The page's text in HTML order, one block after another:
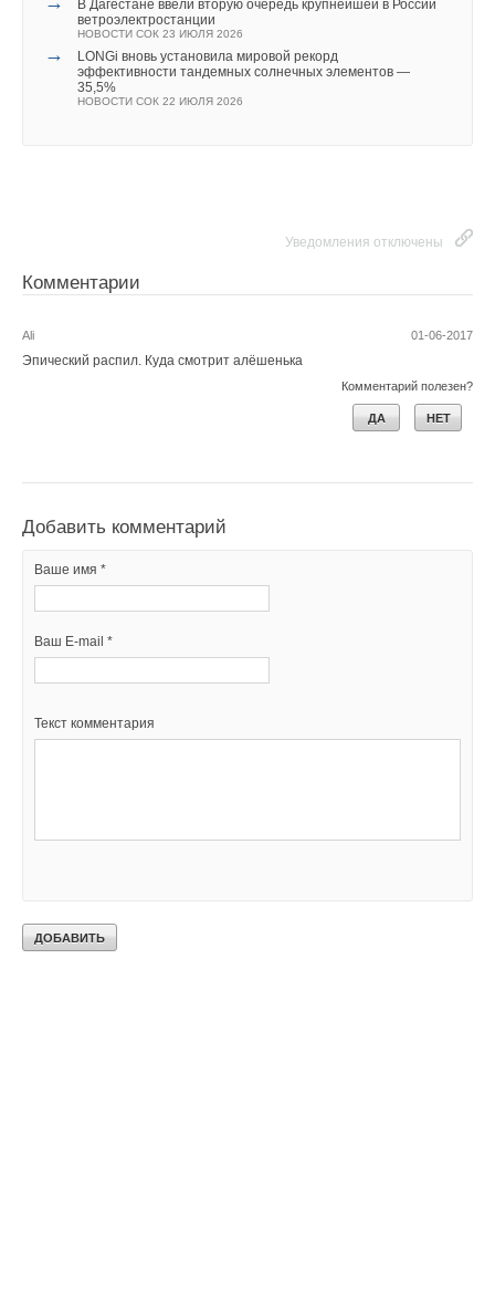
В Дагестане ввели вторую очередь крупнейшей в России
ветроэлектростанции
НОВОСТИ СОК 23 ИЮЛЯ 2026
→
LONGi вновь установила мировой рекорд
эффективности тандемных солнечных элементов —
35,5%
НОВОСТИ СОК 22 ИЮЛЯ 2026
Уведомления отключены
Комментарии
01-06-2017
Ali
Эпический распил. Куда смотрит алёшенька
Комментарий полезен?
ДА НЕТ
Добавить комментарий
Ваше имя *
Ваш E-mail *
Текст комментария